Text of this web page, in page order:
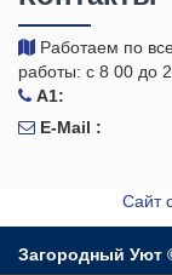
Работаем по
работы: с 8 00 до
A1:
E-Mail :
Сайт
Загородный Уют